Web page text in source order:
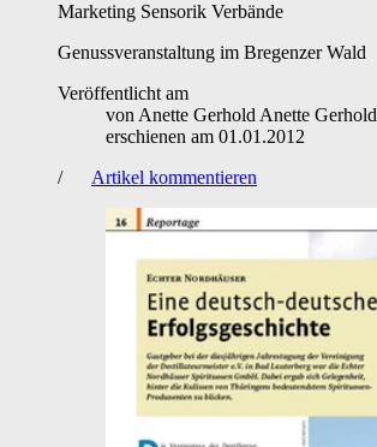
Marketing Sensorik Verbände
Genussveranstaltung im Bregenzer Wald
Veröffentlicht am
von Anette Gerhold Anette Gerhold
erschienen am 01.01.2012
/
Artikel kommentieren